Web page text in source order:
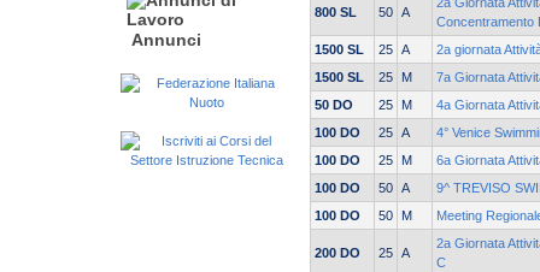
Annunci
800 SL 50 A
Concentramento
1500 SL
25 A
2a giornata
1500 SL
25 M
7a Giornata
50 DO
25 M
4a Giornata
100 DO
25 A
4° Venice
100 DO
25 M
6a Giornata
100 DO
50 A
9^ TREVISO
100 DO
50 M Meeting
200 DO 25 A
2a Giornata
C